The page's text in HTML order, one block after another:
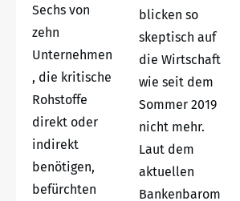
Sechs von
zehn
Unternehmen
, die kritische
Rohstoffe
direkt oder
indirekt
benötigen,
befürchten
blicken so
skeptisch auf
die Wirtschaft
wie seit dem
Sommer 2019
nicht mehr.
Laut dem
aktuellen
Bankenbarom